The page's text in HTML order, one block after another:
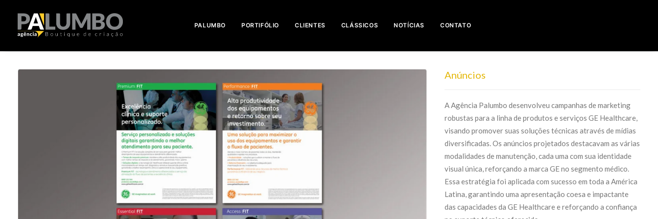
PALUMBO PORTIFÓLIO CLIENTES CLÁSSICOS NOTÍCIAS CONTATO
Anúncios
A Agência Palumbo desenvolveu campanhas de marketing
robustas para a linha de produtos e serviços GE Healthcare,
visando promover suas soluções técnicas através de mídias
diversificadas. Os anúncios projetados destacavam as várias
modalidades de manutenção, cada uma com sua identidade
visual única, reforçando a marca GE no segmento médico.
Essa estratégia foi aplicada com sucesso em toda a América
Latina, garantindo uma apresentação coesa e impactante
das capacidades da GE Healthcare e reforçando a confiança